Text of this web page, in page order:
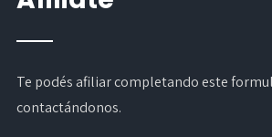
Te podés afiliar completandoeste
contactándonos.